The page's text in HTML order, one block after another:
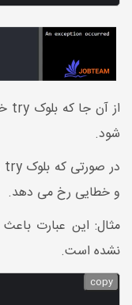
شود.
و خطایی رخ می دهد.
نشده است.
copy